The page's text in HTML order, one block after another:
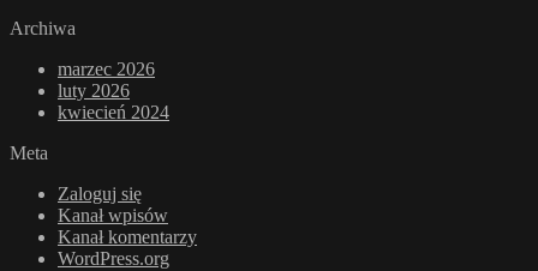
Archiwa
marzec 2026
luty 2026
kwiecień 2024
Meta
Zaloguj się
Kanał wpisów
Kanał komentarzy
WordPress.org